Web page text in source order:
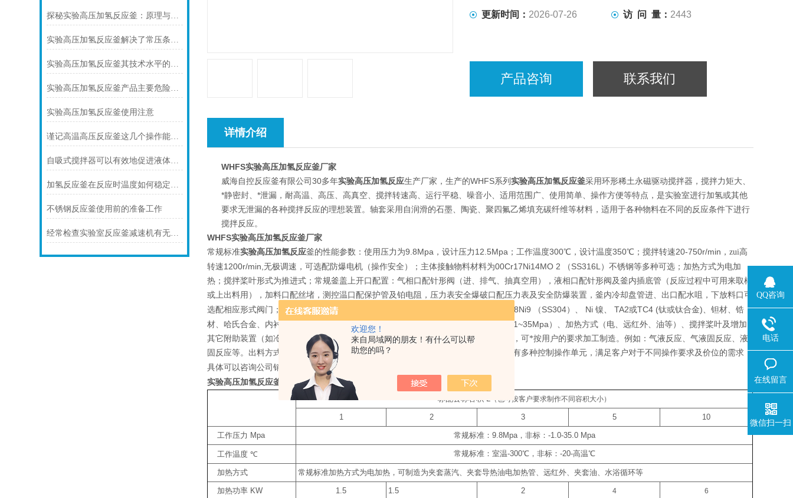
欢迎您！
来自局域网的朋友！有什么可以帮
助您的吗？
探秘实验高压加氢反应釜：原理与优势解析
实验高压加氢反应釜解决了常压条件下难以完成的反应难题
实验高压加氢反应釜其技术水平的提高对于氢能领域的发展具有重要意义
实验高压加氢反应釜产品主要危险及控制措施
实验高压加氢反应釜使用注意
谨记高温高压反应釜这几个操作能避免不必要的麻烦
自吸式搅拌器可以有效地促进液体中的物质均匀混合
加氢反应釜在反应时温度如何稳定在范围内
不锈钢反应釜使用前的准备工作
经常检查实验室反应釜减速机有无漏油现象
更新时间： 2026-07-26 访 问 量： 2443
产品咨询 联系我们
详情介绍
WHFS实验高压加氢反应釜厂家
威海自控反应釜有限公司30多年实验高压加氢反应生产厂家，生产的WHFS系列实验高压加氢反应釜采用环形稀土永磁驱动搅拌器，搅拌力矩大、
*静密封、*泄漏，耐高温、高压、高真空、搅拌转速高、运行平稳、噪音小、适用范围广、使用简单、操作方便等特点，是实验室进行加氢或其他
要求无泄漏的各种搅拌反应的理想装置。轴套采用自润滑的石墨、陶瓷、聚四氟乙烯填充碳纤维等材料，适用于各种物料在不同的反应条件下进行
搅拌反应。
WHFS实验高压加氢反应釜厂家
常规标准实验高压加氢反应釜的性能参数：使用压力为9.8Mpa ，设计压力 12.5Mpa ；工作温度300℃，设计温度350℃；搅拌转速20-750r/min ，zui高
转速1200r/min,无极调速，可选配防爆电机（操作安全）；主体接触物料材料为00Cr17Ni14MO 2 （ SS316L ）不锈钢等多种可选；加热方式为电加
热；搅拌桨叶形式为推进式；常规釜盖上开口配置：气相口配针形阀（进、排气、抽真空用），液相口配针形阀及釜内插底管（反应过程中可用来取样
或上出料用），加料口配丝堵，测控温口配保护管及铂电阻，压力表安全爆破口配压力表及安全防爆装置，釜内冷却盘管进、出口配水咀，下放料口可
选配相应形式阀门；如果用户对设备的主体材料（
0Cr18Ni9 （ SS304）、 Ni镍、 TA2或TC4 (钛或钛合金)、钽材、锆
材、哈氏合金、内衬聚四氟乙烯或
等、釜盖釜体开口、内部结构、压力高低（ -0.1~35Mpa ）、加热方式（电、远红外、油等）、搅拌桨叶及增加
其它附助装置（如冷凝回流装置、恒压加料罐、接收装置、冷凝器等）等有特殊要求，可*按用户的要求加工制造。例如：气液反应、气液固反应、液
固反应等。出料方式有上出料和下出料两种，供用户订货时选用。同时公司反应釜配有多种控制操作单元，满足客户对于不同操作要求及价位的需求，
具体可以咨询公司销售部工程师（5757988
实验高压加氢反应釜 常规性能配置表
标配公称容积 L （也可按客户要求制作不同容积大小）
1 2 3 5 10
工作压力 Mpa 常规标准： 9.8Mpa，非标： -1.0-35.0 Mpa
工作温度 ℃ 常规标准：室温-300℃，非标： -20-高温℃
加热方式 常规标准加热方式为电加热，可制造为夹套蒸汽、夹套导热油电加热管、远红外、夹套油、水浴循环等
加热功率 KW 1.5 1.5 2 4 6
QQ咨询
电话
在线留言
微信扫一扫